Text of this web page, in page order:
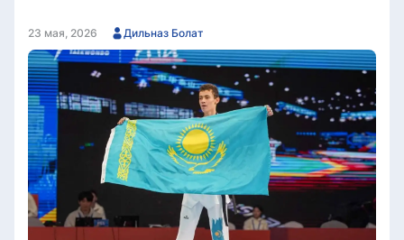
23 мая, 2026 Дильназ Болат